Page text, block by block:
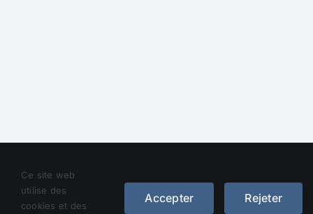
Avada| Tous droits réservés | Alimenté par
Facebook
Ce site web
utilise des
cookies et des
Accepter Rejeter